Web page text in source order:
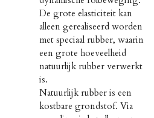
De grote elasticiteit kan
alleen gerealiseerd worden
met speciaal rubber, waarin
een grote hoeveelheid
natuurlijk rubber verwerkt
is.
Natuurlijk rubber is een
kostbare grondstof. Via